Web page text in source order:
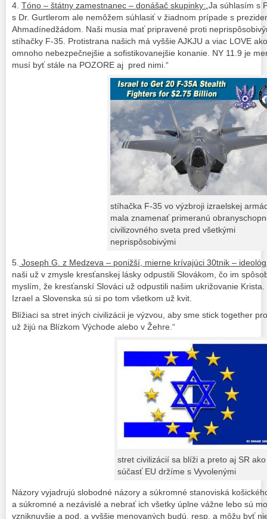
4. Tóno – štátny zamestnanec – donášač skupinky:„Ja súhlasím s
s Dr. Gurtlerom ale nemôžem súhlasiť v žiadnom prípade s
Ahmadínedžádom. Naši musia mať pripravené proti
stíhačky F-35. Protistrana našich má vyššie AJKJU a viac LOVE
omnoho nebezpečnejšie a sofistikovanejšie konanie. NY 11.9 je
musí byť stále na POZORE aj pred nimi.“
stíhačka F-35 vo výzbroji izraelskej
mala znamenať primeranú
civilizovného sveta pred všetkými
neprispôsobivými
5. Joseph G. z Medzeva – ponižší, mierne krívajúci 30tnik –
naši už v zmysle kresťanskej lásky odpustili Slovákom, čo im
myslím, že kresťanskí Slováci už odpustili našim ukrižovanie
Izrael a Slovenska sú si po tom všetkom už kvit.
Blížiaci sa stret iných civilizácii je výzvou, aby sme stick together
už žijú na Blízkom Východe alebo v Žehre.“
stret civilizácií sa blíži a preto aj SR ako
súčasť EU držíme s Vyvolenými
Názory vyjadrujú slobodné názory a súkromné stanoviská
a súkromné a nezávislé a nebrať ich všetky úplne vážne lebo sú
vzniknuvšie a pod. a vyššie menovaných budú, resp. a môžu byť